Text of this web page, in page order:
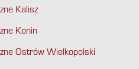
Kalisz
Konin
Ostrów Wielkopolski